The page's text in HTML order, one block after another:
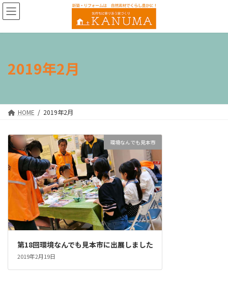
コ
ン
ン
ナ
ビ
ー
2019年2月
HOME 2019年2月
環境なんでも見本市
第18回環境なんでも見本市に出展しました
2019年2月19日